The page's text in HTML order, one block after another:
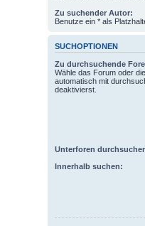
Zu suchender Autor:
Benutze ein * als
SUCHOPTIONEN
Zu durchsuchende
Wähle das Forum oder
automatisch mit
deaktivierst.
Unterforen
Innerhalb suchen: